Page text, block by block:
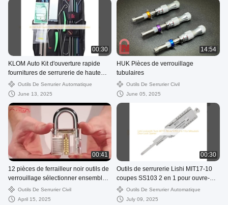
00:30
KLOM Auto Kit d'ouverture rapide
fournitures de serrurerie de haute
qualitéOutils De Serrurier Automatique
June 13, 2025
14:54
HUK Pièces de verrouillage
tubulaires
Outils De Serrurier Civil
June 05, 2025
00:41
12 pièces de ferrailleur noir outils de
verrouillage sélectionner ensemble
de pratique de verrouillage
transparent sélectionner des outils
Outils De Serrurier Civil
April 15, 2025
00:30
Outils de serrurerie Lishi MIT17-10
coupes SS103 2 en 1 pour ouvre-
serrure de porte Mitsubishi
Outils De Serrurier Automatique
July 09, 2025